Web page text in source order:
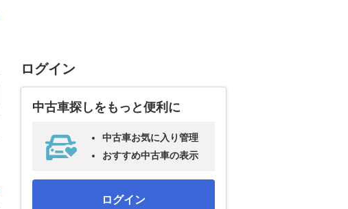
ログイン
中古車探しをもっと便利に
中古車お気に入り管理
おすすめ中古車の表示
ログイン